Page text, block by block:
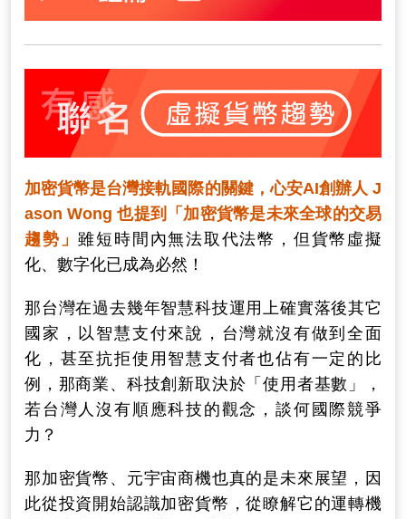
加密貨幣是台灣接軌國際的關鍵，心安AI創辦人J
ason Wong也提到「加密貨幣是未來全球的交易
趨勢」雖短時間內無法取代法幣，但貨幣虛擬
化、數字化已成為必然！
那台灣在過去幾年智慧科技運用上確實落後其它
國家，以智慧支付來說，台灣就沒有做到全面
化，甚至抗拒使用智慧支付者也佔有一定的比
例，那商業、科技創新取決於「使用者基數」，
若台灣人沒有順應科技的觀念，談何國際競爭
力？
那加密貨幣、元宇宙商機也真的是未來展望， 因
此從投資開始認識加密貨幣，從瞭解它的運轉機